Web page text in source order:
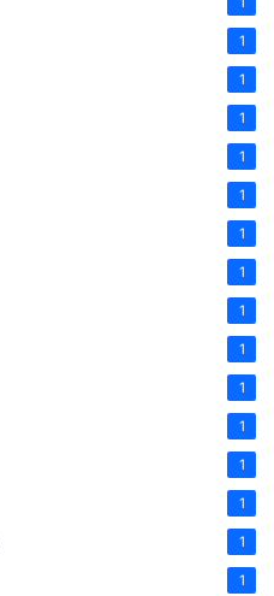
1
1
1
1
1
1
1
1
1
1
1
1
1
1
1